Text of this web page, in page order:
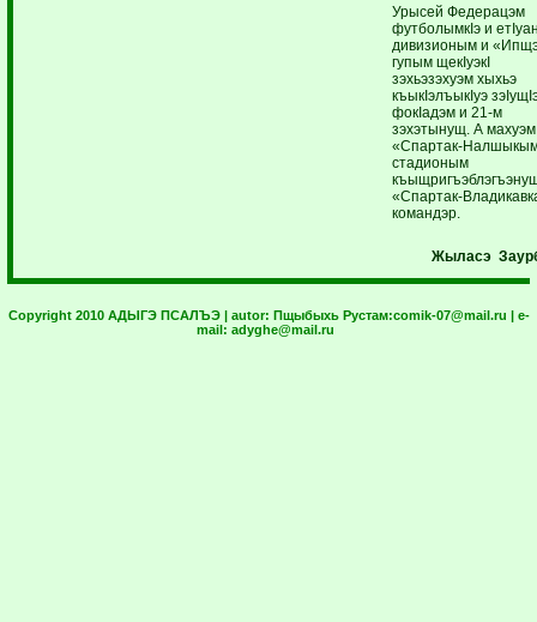
Урысей Федерацэм
футболымкIэ и
дивизионым и
гупым щекIуэкI
зэхьэзэхуэм хыхьэ
къыкIэлъыкIуэ
фокIадэм и 21-м
зэхэтынущ. А махуэм
«Спартак-
стадионым
«Спартак-
командэр.
Жыласэ
Copyright 2010 АДЫГЭ ПСАЛЪЭ | autor: Пщыбыхь Рустам:comik-07@mail.ru | e-
mail: adyghe@mail.ru